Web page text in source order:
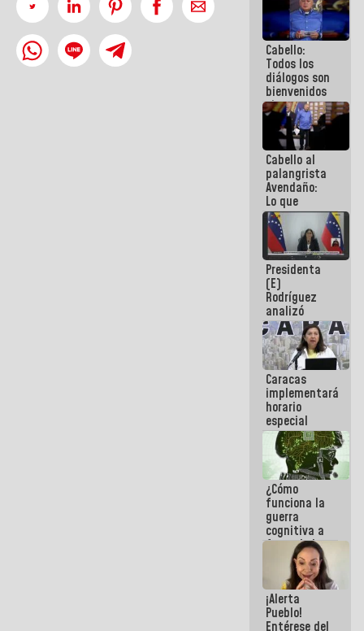
Figuera y
acuerdan
primer
encuentro
presencial
para el
diálogo
Cabello:
Todos los
diálogos son
bienvenidos
siempre que
estén en el
marco de la
Constitución
de la
República
Cabello al
palangrista
Avendaño:
Lo que
vayas a
escribir
hazlo hoy
por que no
sabemos si
la semana
que viene
hay
programa
Presidenta
(E)
Rodríguez
analizó
junto a
gobernadores
planes de
recuperación
del Sistema
Eléctrico
Nacional
Caracas
implementará
horario
especial
para
adaptarse
al plan de
ahorro
energético
¿Cómo
funciona la
guerra
cognitiva a
favor de la
narrativa
hegemónica?
(1)
¡Alerta
Pueblo!
Entérese del